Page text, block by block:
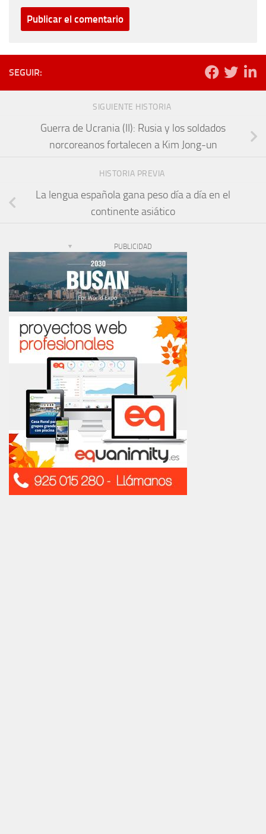
SEGUIR:
SIGUIENTE HISTORIA
Guerra de Ucrania (II): Rusia y los soldados
norcoreanos fortalecen a Kim Jong-un
HISTORIA PREVIA
La lengua española gana peso día a día en el
continente asiático
PUBLICIDAD